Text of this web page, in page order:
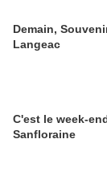
Demain,
Langeac
C'est le week-
Sanfloraine